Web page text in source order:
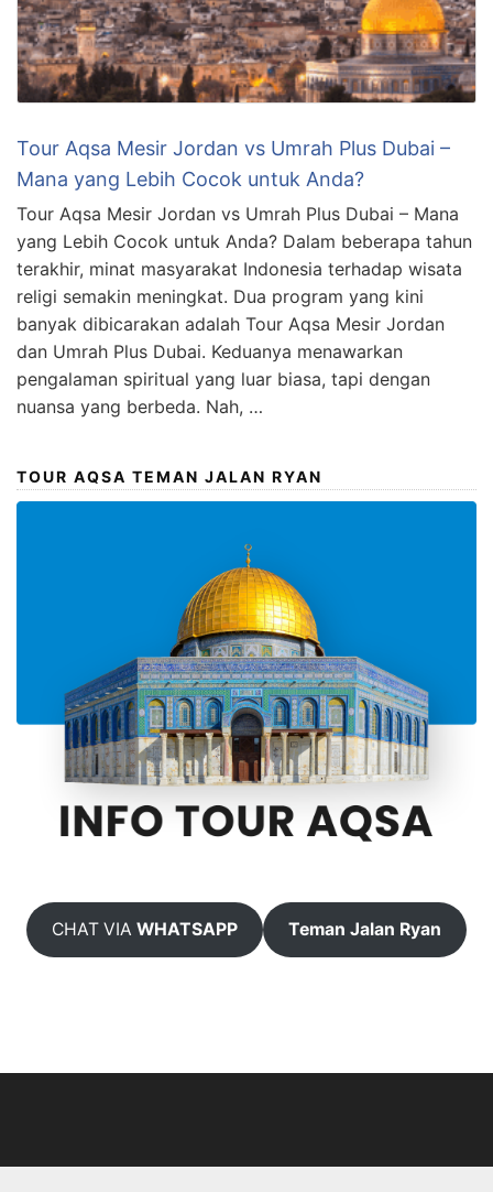
Tour Aqsa Mesir Jordan vs Umrah Plus Dubai –
Mana yang Lebih Cocok untuk Anda?
Tour Aqsa Mesir Jordan vs Umrah Plus Dubai – Mana
yang Lebih Cocok untuk Anda? Dalam beberapa tahun
terakhir, minat masyarakat Indonesia terhadap wisata
religi semakin meningkat. Dua program yang kini
banyak dibicarakan adalah Tour Aqsa Mesir Jordan
dan Umrah Plus Dubai. Keduanya menawarkan
pengalaman spiritual yang luar biasa, tapi dengan
nuansa yang berbeda. Nah, …
TOUR AQSA TEMAN JALAN RYAN
CHAT VIAWHATSAPP Teman Jalan Ryan